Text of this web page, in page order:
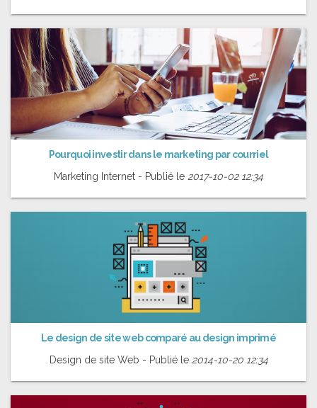
Pourquoi investir dans le marketing par courriel
Marketing Internet - Publié le 2017-10-02 12:34
Le design de site web comparé au design imprimé
Design de site Web - Publié le 2014-10-20 12:34